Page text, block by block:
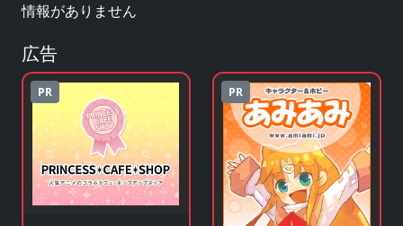
情報がありません
広告
PR PR